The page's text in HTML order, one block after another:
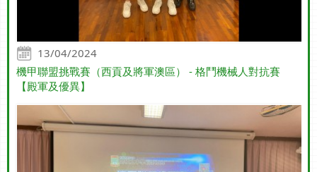
13/04/2024
機甲聯盟挑戰賽（西貢及將軍澳區） - 格鬥機械人對抗賽
【殿軍及優異】